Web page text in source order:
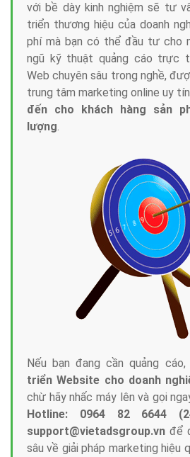
với bề dày kinh nghiệm sẽ tư
triển thương hiệu của doanh
phí mà bạn có thể đầu tư cho
ngũ kỹ thuật quảng cáo trực
Web chuyên sâu trong nghề,
trung tâm marketing online uy tín
đến cho khách hàng sản
lượng.
Nếu bạn đang cần quảng
triển Website cho doanh
chừ hãy nhấc máy lên và gọi
Hotline: 0964 82 6644
support@vietadsgroup.vn để
sâu về giải pháp marketing hiệu